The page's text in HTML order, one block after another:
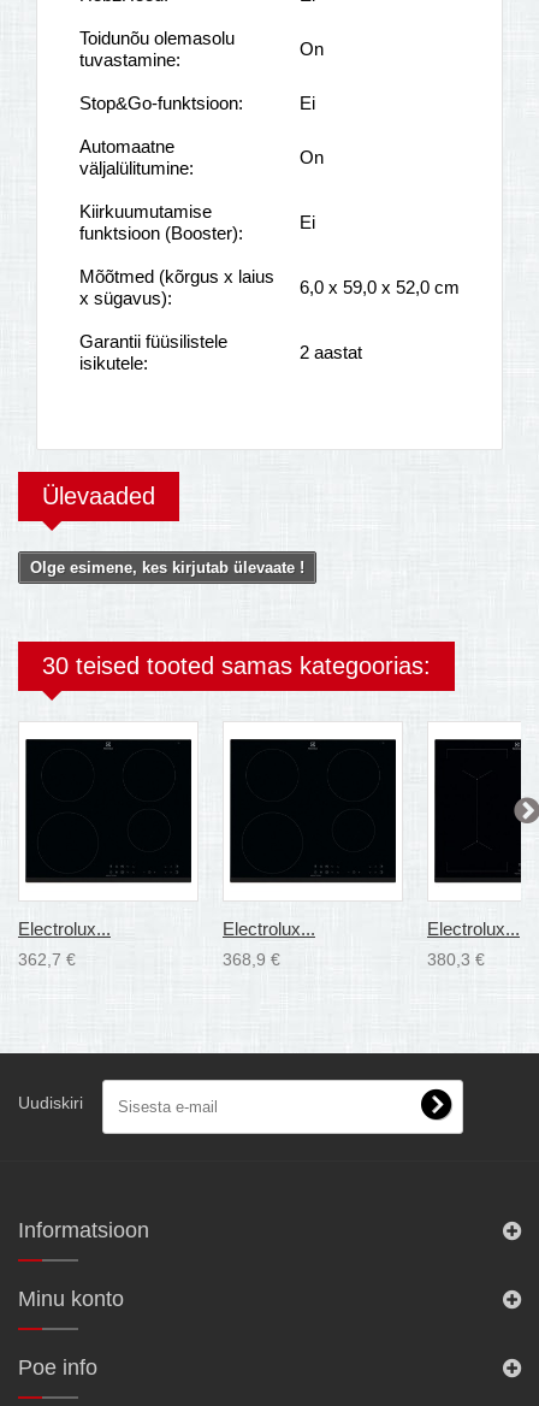
Toidunõu olemasolu
tuvastamine:
On
Stop&Go-funktsioon: Ei
Automaatne
väljalülitumine:
On
Kiirkuumutamise
funktsioon (Booster):
Ei
Mõõtmed (kõrgus x laius
x sügavus):
6,0 x 59,0 x 52,0 cm
Garantii füüsilistele
isikutele:
2 aastat
Ülevaaded
Olge esimene, kes kirjutab ülevaate !
30 teised tooted samas kategoorias:
Electrolux...
362,7 €
Electrolux...
368,9 €
Electrolux...
380,3 €
Uudiskiri
Informatsioon
Minu konto
Poe info